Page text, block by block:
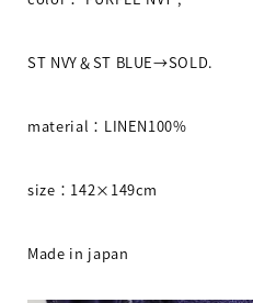
ST NVY＆ST BLUE→SOLD.
material ： LINEN100%
size ： 142×149cm
Made in japan